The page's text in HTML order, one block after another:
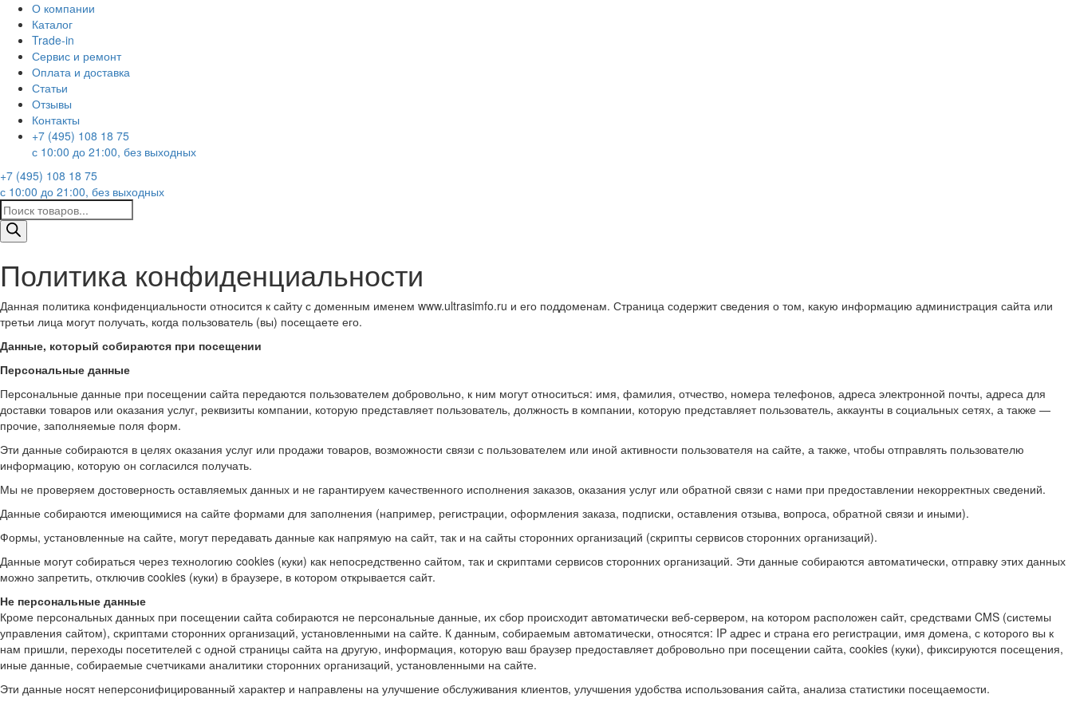
О компании
Каталог
Trade-in
Сервис и ремонт
Оплата и доставка
Статьи
Отзывы
Контакты
+7 (495) 108 18 75
с 10:00 до 21:00, без выходных
+7 (495) 108 18 75
с 10:00 до 21:00, без выходных
Поиск
товаров
Политика конфиденциальности
Данная политика конфиденциальности относится к сайту с доменным именем www.ultrasimfo.ru и его поддоменам. Страница содержит сведения о том, какую информацию администрация сайта или
третьи лица могут получать, когда пользователь (вы) посещаете его.
Данные, который собираются при посещении
Персональные данные
Персональные данные при посещении сайта передаются пользователем добровольно, к ним могут относиться: имя, фамилия, отчество, номера телефонов, адреса электронной почты, адреса для
доставки товаров или оказания услуг, реквизиты компании, которую представляет пользователь, должность в компании, которую представляет пользователь, аккаунты в социальных сетях, а также —
прочие, заполняемые поля форм.
Эти данные собираются в целях оказания услуг или продажи товаров, возможности связи с пользователем или иной активности пользователя на сайте, а также, чтобы отправлять пользователю
информацию, которую он согласился получать.
Мы не проверяем достоверность оставляемых данных и не гарантируем качественного исполнения заказов, оказания услуг или обратной связи с нами при предоставлении некорректных сведений.
Данные собираются имеющимися на сайте формами для заполнения (например, регистрации, оформления заказа, подписки, оставления отзыва, вопроса, обратной связи и иными).
Формы, установленные на сайте, могут передавать данные как напрямую на сайт, так и на сайты сторонних организаций (скрипты сервисов сторонних организаций).
Данные могут собираться через технологию cookies (куки) как непосредственно сайтом, так и скриптами сервисов сторонних организаций. Эти данные собираются автоматически, отправку этих данных
можно запретить, отключив cookies (куки) в браузере, в котором открывается сайт.
Не персональные данные
Кроме персональных данных при посещении сайта собираются не персональные данные, их сбор происходит автоматически веб-сервером, на котором расположен сайт, средствами CMS (системы
управления сайтом), скриптами сторонних организаций, установленными на сайте. К данным, собираемым автоматически, относятся: IP адрес и страна его регистрации, имя домена, с которого вы к
нам пришли, переходы посетителей с одной страницы сайта на другую, информация, которую ваш браузер предоставляет добровольно при посещении сайта, cookies (куки), фиксируются посещения,
иные данные, собираемые счетчиками аналитики сторонних организаций, установленными на сайте.
Эти данные носят неперсонифицированный характер и направлены на улучшение обслуживания клиентов, улучшения удобства использования сайта, анализа статистики посещаемости.